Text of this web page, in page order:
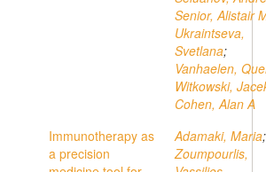
Senior, Alistair
Ukraintseva,
Svetlana;
Vanhaelen,
Witkowski,
Cohen, Alan A
Immunotherapy as
a precision
Adamaki, Maria;
Zoumpourlis,